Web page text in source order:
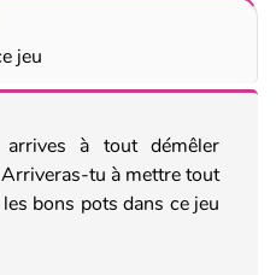
jeu
à tout démêler
tu à mettre tout
bons pots dans ce jeu